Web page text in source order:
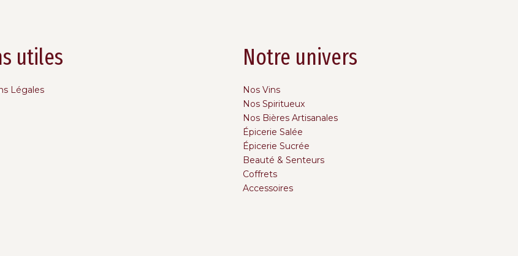
utiles
Légales
Notre univers
Nos Vins
Nos Spiritueux
Nos Bières Artisanales
Épicerie Salée
Épicerie Sucrée
Beauté & Senteurs
Coffrets
Accessoires